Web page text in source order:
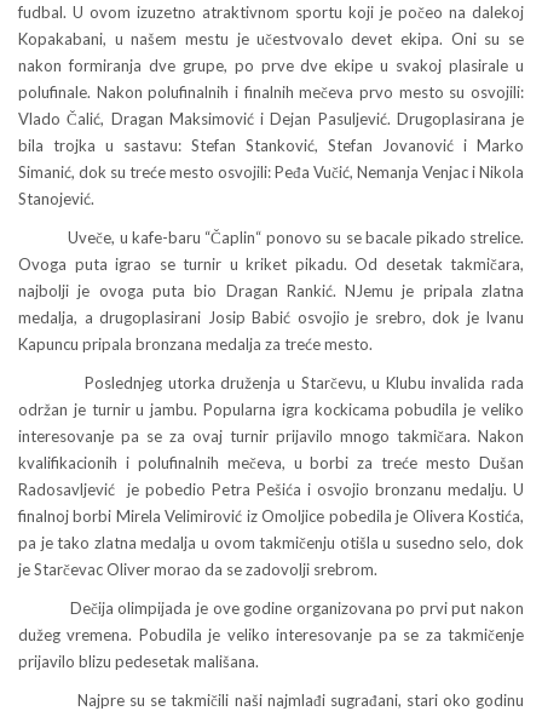
fudbal. U ovom izuzetno atraktivnom sportu koji je počeo na dalekoj
Kopakabani, u našem mestu je učestvovalo devet ekipa. Oni su se
nakon formiranja dve grupe, po prve dve ekipe u svakoj plasirale u
polufinale. Nakon polufinalnih i finalnih mečeva prvo mesto su osvojili:
Vlado Čalić, Dragan Maksimović i Dejan Pasuljević. Drugoplasirana je
bila trojka u sastavu: Stefan Stanković, Stefan Jovanović i Marko
Simanić, dok su treće mesto osvojili: Peđa Vučić, Nemanja Venjac i Nikola
Stanojević.
Uveče, u kafe-baru “Čaplin“ ponovo su se bacale pikado strelice.
Ovoga puta igrao se turnir u kriket pikadu. Od desetak takmičara,
najbolji je ovoga puta bio Dragan Rankić. NJemu je pripala zlatna
medalja, a drugoplasirani Josip Babić osvojio je srebro, dok je Ivanu
Kapuncu pripala bronzana medalja za treće mesto.
Poslednjeg utorka druženja u Starčevu, u Klubu invalida rada
održan je turnir u jambu. Popularna igra kockicama pobudila je veliko
interesovanje pa se za ovaj turnir prijavilo mnogo takmičara. Nakon
kvalifikacionih i polufinalnih mečeva, u borbi za treće mesto Dušan
Radosavljević je pobedio Petra Pešića i osvojio bronzanu medalju. U
finalnoj borbi Mirela Velimirović iz Omoljice pobedila je Olivera Kostića,
pa je tako zlatna medalja u ovom takmičenju otišla u susedno selo, dok
je Starčevac Oliver morao da se zadovolji srebrom.
Dečija olimpijada je ove godine organizovana po prvi put nakon
dužeg vremena. Pobudila je veliko interesovanje pa se za takmičenje
prijavilo blizu pedesetak mališana.
Najpre su se takmičili naši najmlađi sugrađani, stari oko godinu